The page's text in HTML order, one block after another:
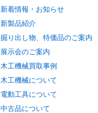
新着情報・お知らせ
新製品紹介
掘り出し物、特価品のご案内
展示会のご案内
木工機械買取事例
木工機械について
電動工具について
中古品について